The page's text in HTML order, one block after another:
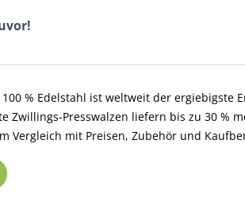
100 % Edelstahl ist weltweit der ergiebigste
Zwillings-Presswalzen liefern bis zu 30 %
Vergleich mit Preisen, Zubehör und